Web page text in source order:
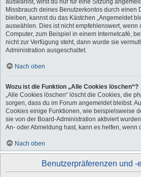
auswählst, wirst du nur für eine Sitzung
Missbrauch deines Benutzerkontos durch einen
bleiben, kannst du das Kästchen „Angemeldet
auswählen. Dies ist nicht empfehlenswert, wenn
Computer, zum Beispiel in einem Internetcafé,
nicht zur Verfügung steht, dann wurde sie
Administration ausgeschaltet.
Nach oben
Wozu ist die Funktion „Alle Cookies löschen“?
„Alle Cookies löschen“ löscht die Cookies, die
sorgen, dass du im Forum angemeldet bleibst.
Cookies einige Funktionen, wie beispielsweise
sie von der Board-Administration aktiviert
An- oder Abmeldung hast, kann es helfen, wenn
Nach oben
Benutzerpräferenzen und -